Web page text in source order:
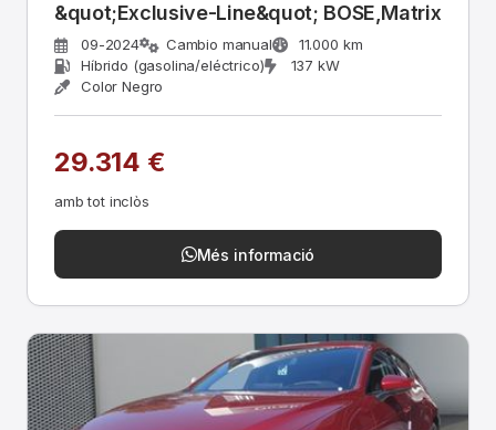
&quot;Exclusive-Line&quot; BOSE,Matrix
09-2024 Cambio manual
11.000 km
Híbrido (gasolina/eléctrico)
137 kW
Color Negro
29.314 €
amb tot inclòs
Més informació